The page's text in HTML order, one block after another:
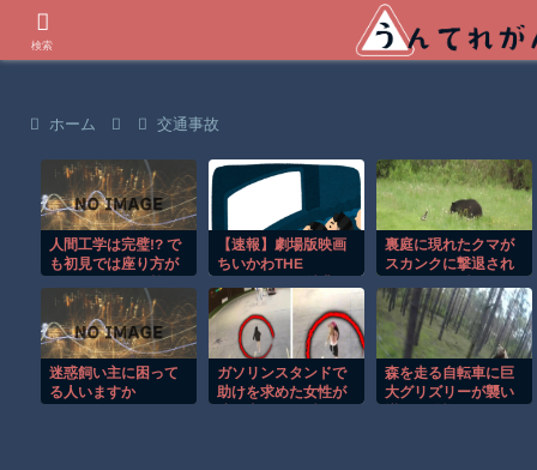
ホーム 交通事故
人間工学は完璧!? で
も初見では座り方が
がこちらｗ
【速報】劇場版映画
ちいかわTHE
あまりにもやばすぎ
ると話題に
裏庭に現れたクマが
スカンクに撃退され
迷惑飼い主に困って
る人いますか
ガソリンスタンドで
助けを求めた女性が
森を走る自転車に巨
大グリズリーが襲い
検索